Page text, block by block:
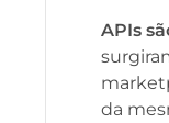
APIs
da